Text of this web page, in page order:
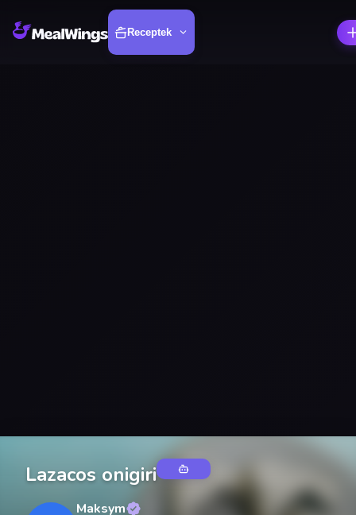
Receptek
Lazacos onigiri
Maksym